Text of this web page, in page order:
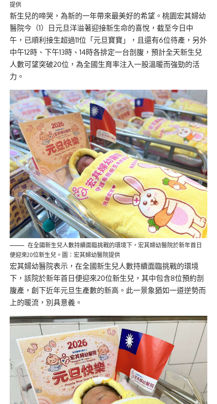
提供
新生兒的啼哭，為新的一年帶來最美好的希望。桃園宏其婦幼
醫院今（1）日元旦洋溢著迎接新生命的喜悅，截至今日中
午，已順利接生超過11位「元旦寶寶」，且還有6位待產，另外
中午12時、下午13時、14時各排定一台剖腹，預計全天新生兒
人數可望突破20位，為全國生育率注入一股溫暖而強勁的活
力。
在全國新生兒人數持續面臨挑戰的環境下，宏其婦幼醫院於新年首日
便迎來20位新生兒。圖：宏其婦幼醫院提供
宏其婦幼醫院表示，在全國新生兒人數持續面臨挑戰的環境
下，該院於新年首日便迎來20位新生兒，其中包含8位預約剖
腹產，創下近年元旦生產數的新高。此一景象猶如一道逆勢而
上的暖流，別具意義。